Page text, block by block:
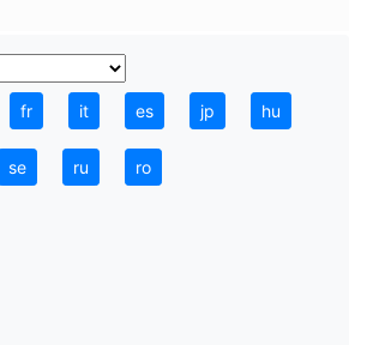
fr it es jp hu
se ru ro